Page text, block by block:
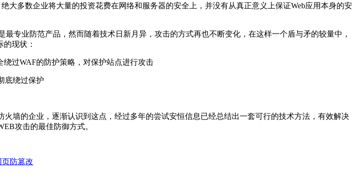
大多数企业将大量的投资花费在网络和服务器的安全上，并没有从真正意义上保证Web应用本身的安
专业防范产品，然而随着技术日新月异，攻击的方式再也不断变化，在这样一个盾与矛的较量中，
现状：
过WAF的防护策略，对保护站点进行攻击
底绕过保护
墙的企业，逐渐认识到这点，经过多年的尝试安恒信息已经总结出一套可行的技术方法，有效解决
攻击的最佳防御方式。
页防篡改